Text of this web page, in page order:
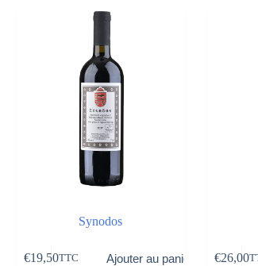
Synodos
€19,50TTC Ajouter au panier €26,00